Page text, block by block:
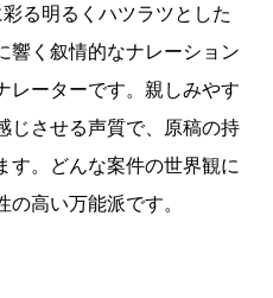
る明るくハツラツとした
響く叙情的なナレーション
レーターです。親しみやす
じさせる声質で、原稿の持
す。どんな案件の世界観に
の高い万能派です。